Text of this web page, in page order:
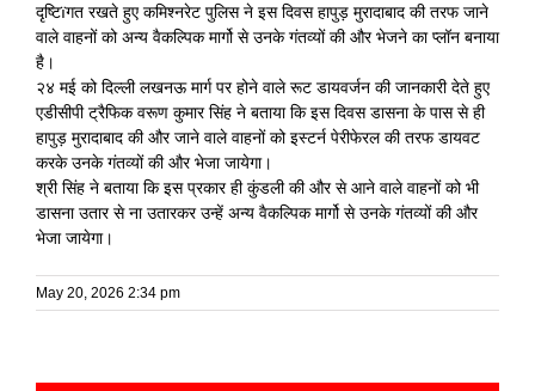
दृष्टिïगत रखते हुए कमिश्नरेट पुलिस ने इस दिवस हापुड़ मुरादाबाद की तरफ जाने
वाले वाहनों को अन्य वैकल्पिक मार्गो से उनके गंतव्यों की और भेजने का प्लॉन बनाया
है।
२४ मई को दिल्ली लखनऊ मार्ग पर होने वाले रूट डायवर्जन की जानकारी देते हुए
एडीसीपी ट्रैफिक वरूण कुमार सिंह ने बताया कि इस दिवस डासना के पास से ही
हापुड़ मुरादाबाद की और जाने वाले वाहनों को इस्टर्न पेरीफेरल की तरफ डायवट
करके उनके गंतव्यों की और भेजा जायेगा।
श्री सिंह ने बताया कि इस प्रकार ही कुंडली की और से आने वाले वाहनों को भी
डासना उतार से ना उतारकर उन्हें अन्य वैकल्पिक मार्गो से उनके गंतव्यों की और
भेजा जायेगा।
May 20, 2026 2:34 pm